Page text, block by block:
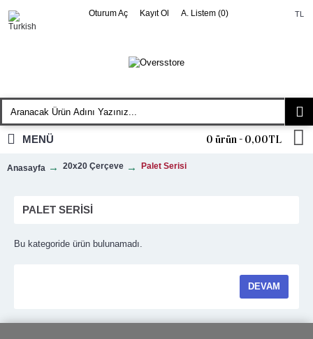
TL
Oturum Aç Kayıt Ol A. Listem (0)
0 ürün - 0,00TL
MENÜ
Anasayfa 20x20 Çerçeve Palet Serisi
PALET SERISI
Bu kategoride ürün bulunamadı.
DEVAM